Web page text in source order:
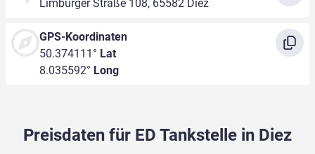
Limburger Straße 108, 65582 Diez
GPS-Koordinaten
50.374111° Lat
8.035592° Long
Preisdaten für ED Tankstelle in Diez